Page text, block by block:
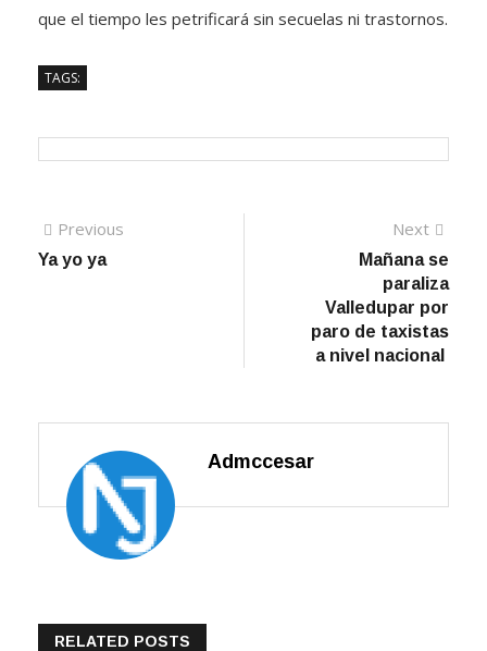
que el tiempo les petrificará sin secuelas ni trastornos.
TAGS:
Navegación
de
Previous
Ya yo ya
Next
Mañana se
paraliza
Valledupar por
paro de taxistas
a nivel nacional
Admccesar
RELATED POSTS